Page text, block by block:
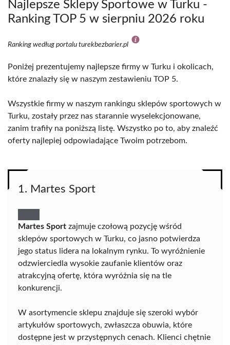
Najlepsze Sklepy Sportowe w Turku -
Ranking TOP 5 w sierpniu 2026 roku
Ranking według portalu turekbezbarier.pl
Poniżej prezentujemy najlepsze firmy w Turku i okolicach,
które znalazły się w naszym zestawieniu TOP 5.
Wszystkie firmy w naszym rankingu sklepów sportowych w
Turku, zostały przez nas starannie wyselekcjonowane,
zanim trafiły na poniższą listę. Wszystko po to, aby znaleźć
oferty najlepiej odpowiadające Twoim potrzebom.
1. Martes Sport
Martes Sport zajmuje czołową pozycję wśród
sklepów sportowych w Turku, co jasno potwierdza
jego status lidera na lokalnym rynku. To wyróżnienie
odzwierciedla wysokie zaufanie klientów oraz
atrakcyjną ofertę, która wyróżnia się na tle
konkurencji.
W asortymencie sklepu znajduje się szeroki wybór
artykułów sportowych, zwłaszcza obuwia, które
dostępne jest w przystępnych cenach. Klienci chętnie